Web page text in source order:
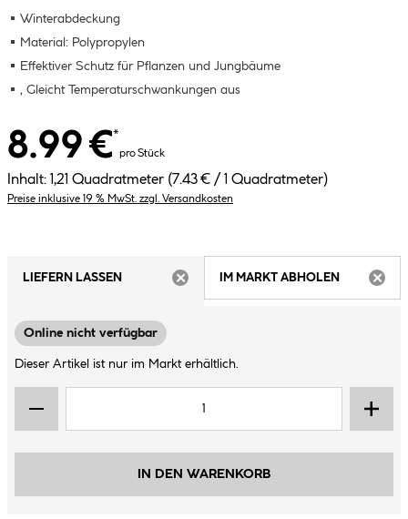
Winterabdeckung
Material: Polypropylen
Effektiver Schutz für Pflanzen und Jungbäume
, Gleicht Temperaturschwankungen aus
8.99 €*
pro Stück
Inhalt: 1,21 Quadratmeter (7.43 € / 1 Quadratmeter)
Preise inklusive 19 % MwSt. zzgl. Versandkosten
LIEFERN LASSEN
IM MARKT ABHOLEN
Online nicht verfügbar
Dieser Artikel ist nur im Markt erhältlich.
IN DEN WARENKORB